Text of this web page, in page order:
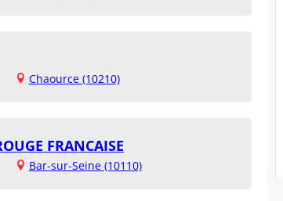
Chaource (10210)
FRANCAISE
Bar-sur-Seine (10110)